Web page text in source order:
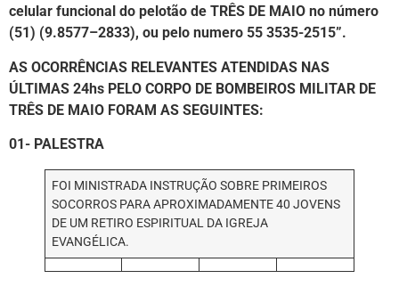
celular funcional do pelotão de TRÊS DE MAIO no número
(51) (9.8577–2833), ou pelo numero 55 3535-2515”.
AS OCORRÊNCIAS RELEVANTES ATENDIDAS NAS
ÚLTIMAS 24hs PELO CORPO DE BOMBEIROS MILITAR DE
TRÊS DE MAIO FORAM AS SEGUINTES:
01- PALESTRA
FOI MINISTRADA INSTRUÇÃO SOBRE PRIMEIROS
SOCORROS PARA APROXIMADAMENTE 40 JOVENS
DE UM RETIRO ESPIRITUAL DA IGREJA
EVANGÉLICA.